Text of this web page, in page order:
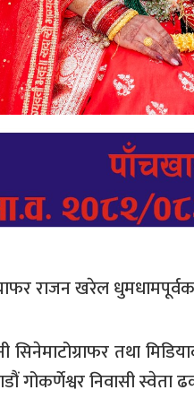
राजन खरेल
सिनेमाटोग्राफर तथा
गोकर्णेश्वर निवासी